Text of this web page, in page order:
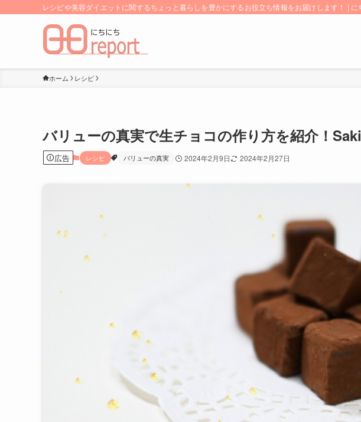
レシピや美容ダイエットに関するちょっと暮らしを豊かにするお役立ち情報をお届けします！ | に
ホーム レシピ
バリューの真実で生チョコの作り方を紹介！
広告 レシピ バリューの真実 2024年2月9日 2024年2月27日